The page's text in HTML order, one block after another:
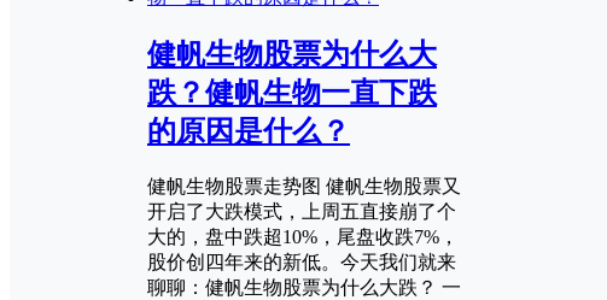
健帆生物股票为什么大
跌？健帆生物一直下跌
的原因是什么？
健帆生物股票走势图 健帆生物股票又
开启了大跌模式，上周五直接崩了个
大的，盘中跌超10%，尾盘收跌7%，
股价创四年来的新低。今天我们就来
聊聊：健帆生物股票为什么大跌？ 一